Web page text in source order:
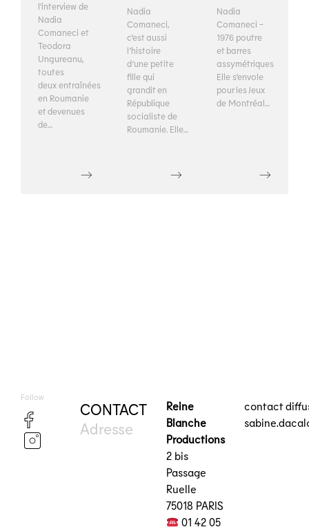
l'interview de
Nadia
Comaneci et
Teodora
Ungureanu,
toutes
deux entraînées
en Roumanie
et devenues
de…
Nadia
Comaneci,
c’est aussi
l’histoire
d’une petite
fille qui
grandit en
République
socialiste de
Roumanie. Elle…
Nadia
Comaneci -
1976 poutre
et barres
assymétriques
Elle s’envole
pour les Jeux
de Montréal…
Follow
CONTACT
Adresse
Reine
Blanche
Productions
2 bis
Passage
Ruelle
75018 PARIS
01 42 05
contact